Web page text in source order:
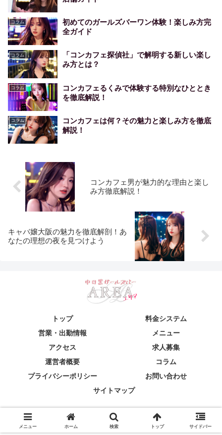
コラム
初めてのガールズバーワン体験！楽しみ方完
全ガイド
コラム
「コンカフェ探偵社」で解明する新しい楽し
み方とは？
コラム
コンカフェるくみで体験する特別なひととき
を徹底解説！
コラム
コンカフェは何？その魅力と楽しみ方を徹底
解説！
コンカフェ男が魅力的な理由と楽し
み方徹底解説！
キャバ嬢大阪の魅力を徹底解剖！あ
なたの理想の夜を見つけよう
トップ
料金システム
営業・出勤情報
メニュー
アクセス
求人募集
運営者概要
コラム
プライバシーポリシー
お問い合わせ
サイトマップ
© 2024 中目黒ガールズバー＆カラオケバーAREA(エリア)中目黒
駅前店.
メニュー ホーム 検索 トップ サイドバー